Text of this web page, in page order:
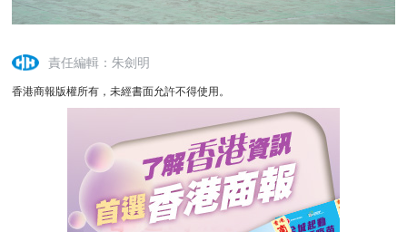
責任編輯：朱劍明
香港商報版權所有，未經書面允許不得使用。